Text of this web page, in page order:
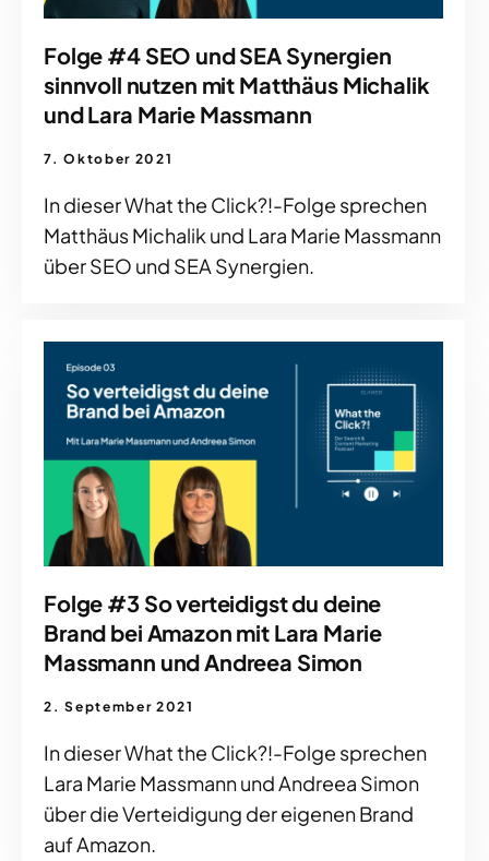
Folge #4 SEO und SEA Synergien
sinnvoll nutzen mit Matthäus Michalik
und Lara Marie Massmann
7. Oktober 2021
In dieser What the Click?!-Folge sprechen
Matthäus Michalik und Lara Marie Massmann
über SEO und SEA Synergien.
Folge #3 So verteidigst du deine
Brand bei Amazon mit Lara Marie
Massmann und Andreea Simon
2. September 2021
In dieser What the Click?!-Folge sprechen
Lara Marie Massmann und Andreea Simon
über die Verteidigung der eigenen Brand
auf Amazon.